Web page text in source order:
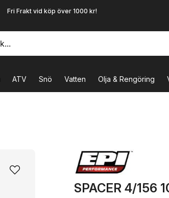
Fri Frakt vid köp över 1000 kr!
ATV Snö Vatten Olja & Rengöring
SPACER 4/156